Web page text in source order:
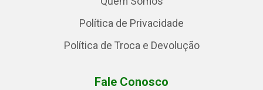
Política de Privacidade
Política de Troca e Devolução
Fale Conosco